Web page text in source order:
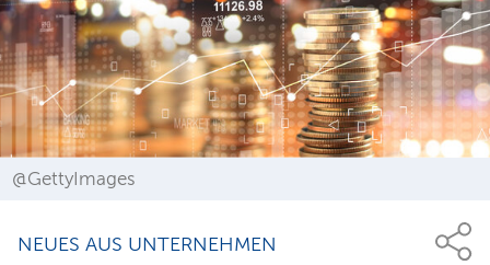
@GettyImages
NEUES AUS UNTERNEHMEN
Anmelden